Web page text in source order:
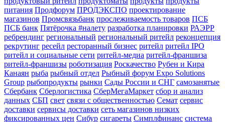
питания Продфорум ПРОДЭКСПО проектирование
магазинов Промсвязьбанк прослеживаемость товаров ПСБ
ПСБ банк Пятёрочка #налету разработка планировки РАЭРР
ребрендинг региональный региональный ритейл реконцепция
рекрутинг ресейл ресторанный бизнес ритейл ритейл IPO
ритейл и социальные сети ритейл-медиа ритейл-франшиза
ритейл-франшизы роботизация Роскачество Рубен и Кира
Канаян рыба рыбный отдел Рыбный форум Expo Solutions
Group рыбопродукты рынки Сады России и СНГ самозанятые
Сбербанк Сберлогистика СберМегаМаркет сбор и анализ
данных СБП свет связи с общественностью Семат сервис
доставки сервисы доставки сеть магазинов низких
фиксированных цен Сибур сигареты Симплфинанс система